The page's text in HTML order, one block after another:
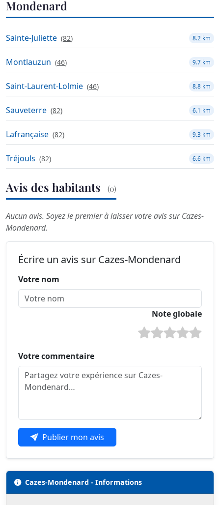
Mondenard
Sainte-Juliette (82) 8.2 km
Montlauzun (46) 9.7 km
Saint-Laurent-Lolmie (46) 8.8 km
Sauveterre (82) 6.1 km
Lafrançaise (82) 9.3 km
Tréjouls (82) 6.6 km
Avis des habitants (0)
Aucun avis. Soyez le premier à laisser votre avis sur Cazes-
Mondenard.
Écrire un avis sur Cazes-Mondenard
Votre nom
Note globale
Votre commentaire
Publier mon avis
Cazes-Mondenard - Informations